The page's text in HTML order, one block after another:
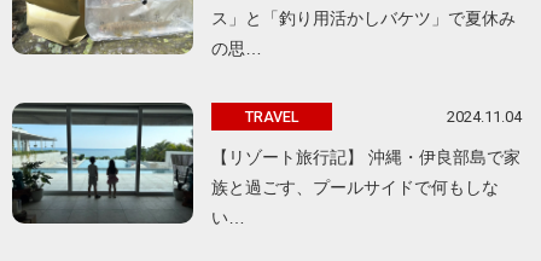
ス」と「釣り用活かしバケツ」で夏休み
の思…
TRAVEL 2024.11.04
【リゾート旅行記】 沖縄・伊良部島で家
族と過ごす、プールサイドで何もしな
い…